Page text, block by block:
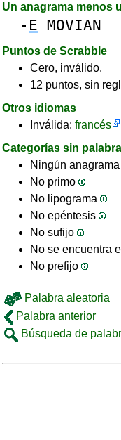
Un anagrama menos
- E MOVIAN
Puntos de Scrabble
Cero, inválido.
12 puntos, sin
Otros idiomas
Inválida: francés
Categorías sin
Ningún anagrama
No primo
No lipograma
No epéntesis
No sufijo
No se encuentra
No prefijo
Palabra aleatoria
Palabra anterior
Búsqueda de